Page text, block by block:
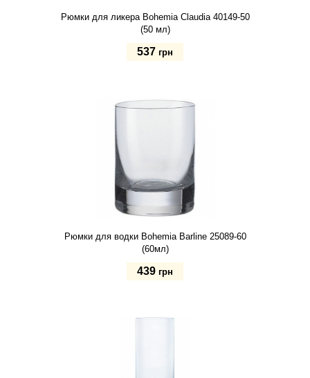
Рюмки для ликера Bohemia Claudia 40149-50
(50 мл)
537 грн
Рюмки для водки Bohemia Barline 25089-60
(60мл)
439 грн